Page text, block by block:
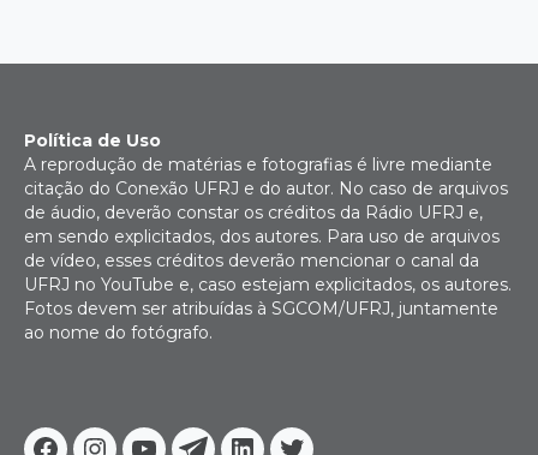
Política de Uso
A reprodução de matérias e fotografias é livre mediante
citação do Conexão UFRJ e do autor. No caso de arquivos
de áudio, deverão constar os créditos da Rádio UFRJ e,
em sendo explicitados, dos autores. Para uso de arquivos
de vídeo, esses créditos deverão mencionar o canal da
UFRJ no YouTube e, caso estejam explicitados, os autores.
Fotos devem ser atribuídas à SGCOM/UFRJ, juntamente
ao nome do fotógrafo.